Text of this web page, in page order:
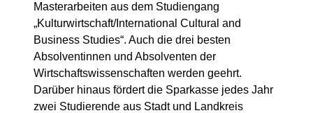
Masterarbeiten aus dem Studiengang
„Kulturwirtschaft/International Cultural and
Business Studies“. Auch die drei besten
Absolventinnen und Absolventen der
Wirtschaftswissenschaften werden geehrt.
Darüber hinaus fördert die Sparkasse jedes Jahr
zwei Studierende aus Stadt und Landkreis